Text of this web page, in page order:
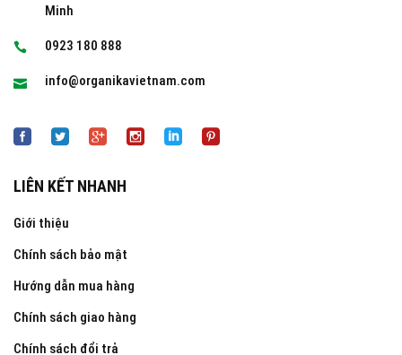
Minh
0923 180 888
info@organikavietnam.com
LIÊN KẾT NHANH
Giới thiệu
Chính sách bảo mật
Hướng dẫn mua hàng
Chính sách giao hàng
Chính sách đổi trả